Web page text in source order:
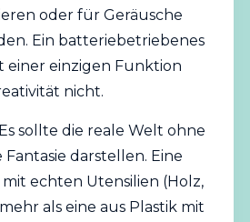
oder für Geräusche
Ein batteriebetriebenes
einer einzigen Funktion
nicht.
sollte die reale Welt ohne
darstellen. Eine
echten Utensilien (Holz,
als eine aus Plastik mit